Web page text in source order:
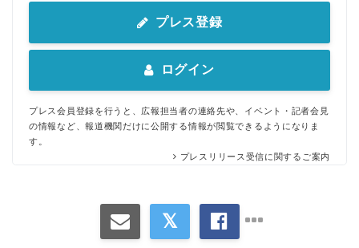
プレス登録
ログイン
プレス会員登録を行うと、広報担当者の連絡先や、イベント・記者会見
の情報など、報道機関だけに公開する情報が閲覧できるようになりま
す。
プレスリリース受信に関するご案内